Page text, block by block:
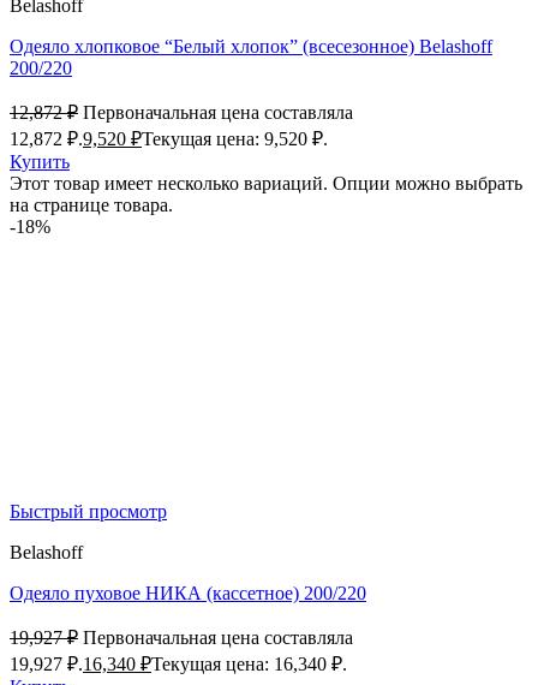
Belashoff
Одеяло хлопковое “Белый хлопок” (всесезонное) Belashoff
200/220
12,872₽ Первоначальная цена составляла
12,872 ₽.9,520 ₽Текущая цена: 9,520 ₽.
Купить
Этот товар имеет несколько вариаций. Опции можно выбрать
на странице товара.
-18%
Быстрый просмотр
Belashoff
Одеяло пуховое НИКА (кассетное) 200/220
19,927₽ Первоначальная цена составляла
19,927 ₽.16,340 ₽Текущая цена: 16,340 ₽.